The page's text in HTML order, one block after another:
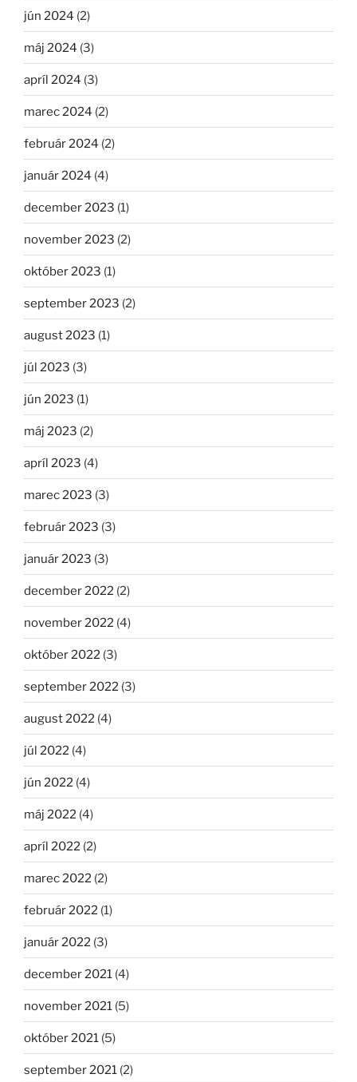
jún 2024 (2)
máj 2024 (3)
apríl 2024 (3)
marec 2024 (2)
február 2024 (2)
január 2024 (4)
december 2023 (1)
november 2023 (2)
október 2023 (1)
september 2023 (2)
august 2023 (1)
júl 2023 (3)
jún 2023 (1)
máj 2023 (2)
apríl 2023 (4)
marec 2023 (3)
február 2023 (3)
január 2023 (3)
december 2022 (2)
november 2022 (4)
október 2022 (3)
september 2022 (3)
august 2022 (4)
júl 2022 (4)
jún 2022 (4)
máj 2022 (4)
apríl 2022 (2)
marec 2022 (2)
február 2022 (1)
január 2022 (3)
december 2021 (4)
november 2021 (5)
október 2021 (5)
september 2021 (2)